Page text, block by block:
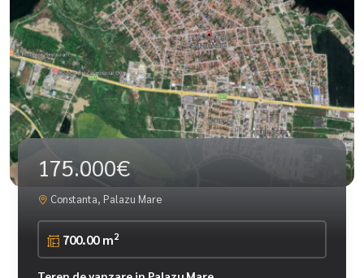
175.000€
Constanta, Palazu Mare
700.00 m2